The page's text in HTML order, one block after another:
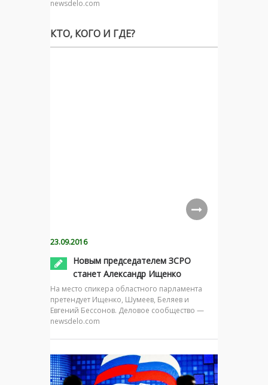
newsdelo.com
КТО, КОГО И ГДЕ?
23.09.2016
Новым председателем ЗСРО
станет Александр Ищенко
На место спикера областного парламента
претендует Ищенко, Шумеев, Беляев и
Евгений Бессонов. Деловое сообщество —
newsdelo.com